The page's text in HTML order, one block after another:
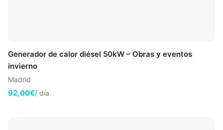
Generador de calor diésel 50kW – Obras y eventos
invierno
Madrid
92,00€/ día